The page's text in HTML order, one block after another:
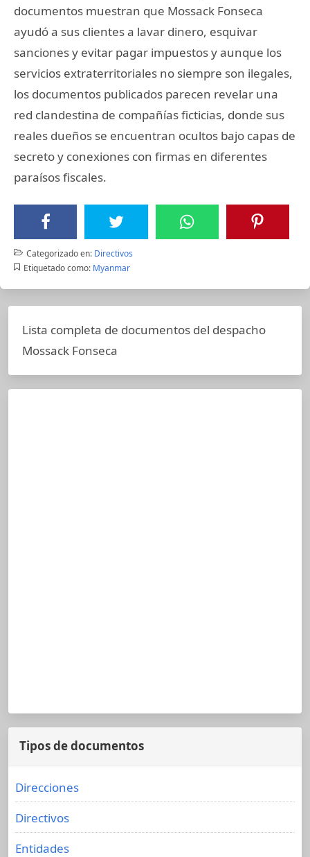
documentos muestran que Mossack Fonseca
ayudó a sus clientes a lavar dinero, esquivar
sanciones y evitar pagar impuestos y aunque los
servicios extraterritoriales no siempre son ilegales,
los documentos publicados parecen revelar una
red clandestina de compañías ficticias, donde sus
reales dueños se encuentran ocultos bajo capas de
secreto y conexiones con firmas en diferentes
paraísos fiscales.
Categorizado en: Directivos
Etiquetado como: Myanmar
Lista completa de documentos del despacho
Mossack Fonseca
Tipos de documentos
Direcciones
Directivos
Entidades